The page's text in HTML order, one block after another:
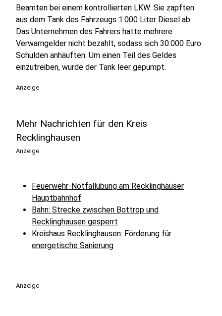
Beamten bei einem kontrollierten LKW: Sie zapften
aus dem Tank des Fahrzeugs 1.000 Liter Diesel ab.
Das Unternehmen des Fahrers hatte mehrere
Verwarngelder nicht bezahlt, sodass sich 30.000 Euro
Schulden anhäuften. Um einen Teil des Geldes
einzutreiben, wurde der Tank leer gepumpt.
Anzeige
Mehr Nachrichten für den Kreis
Recklinghausen
Anzeige
Feuerwehr-Notfallübung am Recklinghäuser
Hauptbahnhof
Bahn: Strecke zwischen Bottrop und
Recklinghausen gesperrt
Kreishaus Recklinghausen: Förderung für
energetische Sanierung
Anzeige